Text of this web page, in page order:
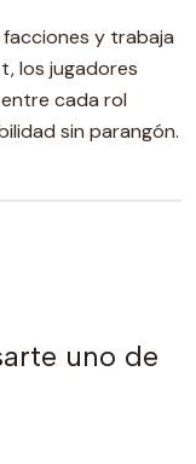
y trabaja
los jugadores
cada rol
sin parangón.
uno de